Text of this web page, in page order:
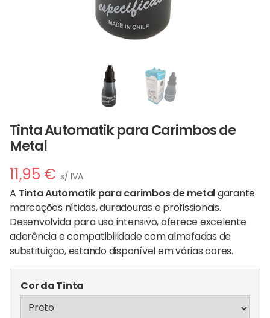
Tinta Automatik para Carimbos de
Metal
11,95 € s/ IVA
A Tinta Automatik para carimbos de metal garante
marcações nítidas, duradouras e profissionais.
Desenvolvida para uso intensivo, oferece excelente
aderência e compatibilidade com almofadas de
substituição, estando disponível em várias cores.
Cor da Tinta